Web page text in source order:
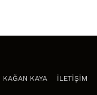
KAĞAN KAYA İLETİŞİM